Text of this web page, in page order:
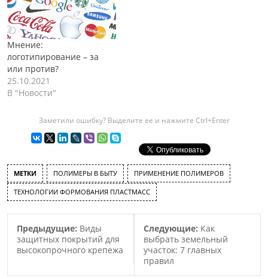
Мнение:
логотипирование – за
или против?
25.10.2021
В "Новости"
Заметили ошибку? Выделите ее и нажмите Ctrl+Enter
МЕТКИ ПОЛИМЕРЫ В БЫТУ ПРИМЕНЕНИЕ ПОЛИМЕРОВ
ТЕХНОЛОГИИ ФОРМОВАНИЯ ПЛАСТМАСС
Предыдущие: Виды
защитных покрытий для
высокопрочного крепежа
Следующие: Как
выбрать земельный
участок: 7 главных
правил